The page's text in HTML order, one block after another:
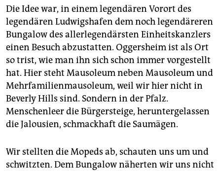
Die Idee war, in einem legendären Vorort des
legendären Ludwigshafen dem noch legendäreren
Bungalow des allerlegendärsten Einheitskanzlers
einen Besuch abzustatten. Oggersheim ist als Ort
so trist, wie man ihn sich schon immer vorgestellt
hat. Hier steht Mausoleum neben Mausoleum und
Mehrfamilienmausoleum, weil wir hier nicht in
Beverly Hills sind. Sondern in der Pfalz.
Menschenleer die Bürgersteige, heruntergelassen
die Jalousien, schmackhaft die Saumägen.
Wir stellten die Mopeds ab, schauten uns um und
schwitzten. Dem Bungalow näherten wir uns nicht